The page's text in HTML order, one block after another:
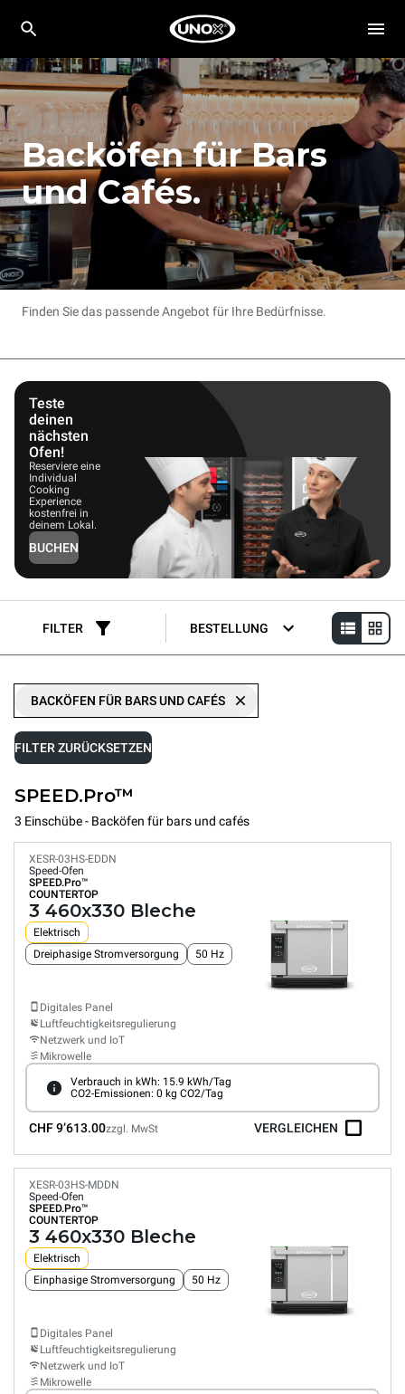
Backöfen für Bars
und Cafés.
Finden Sie das passende Angebot für Ihre Bedürfnisse.
Teste
deinen
nächsten
Ofen!
Reserviere eine
Individual
Cooking
Experience
kostenfrei in
deinem Lokal.
BUCHEN
FILTER BESTELLUNG
BACKÖFEN FÜR BARS UND CAFÉS
FILTER ZURÜCKSETZEN
SPEED.Pro™
3 Einschübe - Backöfen für bars und cafés
XESR-03HS-EDDN
Speed-Ofen
SPEED.Pro™
COUNTERTOP
3 460x330 Bleche
Elektrisch
Dreiphasige Stromversorgung
50 Hz
Digitales Panel
Luftfeuchtigkeitsregulierung
Netzwerk und IoT
Mikrowelle
Verbrauch in kWh: 15.9 kWh/Tag
CO2-Emissionen: 0 kg CO2/Tag
CHF 9’613.00zzgl. MwSt VERGLEICHEN
XESR-03HS-MDDN
Speed-Ofen
SPEED.Pro™
COUNTERTOP
3 460x330 Bleche
Elektrisch
Einphasige Stromversorgung
50 Hz
Digitales Panel
Luftfeuchtigkeitsregulierung
Netzwerk und IoT
Mikrowelle